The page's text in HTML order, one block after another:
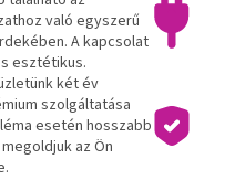
való egyszerű
A kapcsolat
esztétikus.
két év
szolgáltatása
esetén hosszabb
az Ön